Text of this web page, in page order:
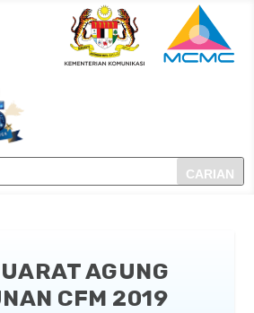
AGUNG
CFM 2019